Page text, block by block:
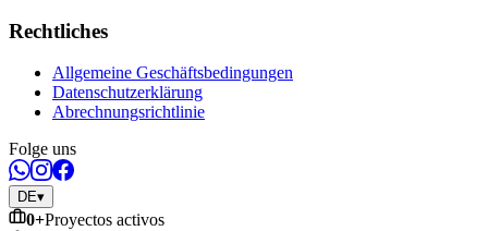
Rechtliches
Allgemeine Geschäftsbedingungen
Datenschutzerklärung
Abrechnungsrichtlinie
Folge uns
DE▾
0+Proyectos activos